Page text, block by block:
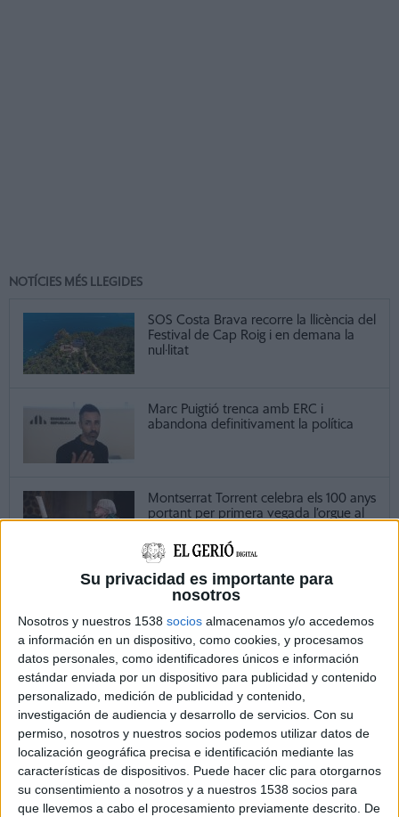
Su privacidad es importante para
nosotros
Nosotros y nuestros 1538 socios almacenamos y/o accedemos
a información en un dispositivo, como cookies, y procesamos
datos personales, como identificadores únicos e información
estándar enviada por un dispositivo para publicidad y contenido
personalizado, medición de publicidad y contenido,
investigación de audiencia y desarrollo de servicios. Con su
permiso, nosotros y nuestros socios podemos utilizar datos de
localización geográfica precisa e identificación mediante las
características de dispositivos. Puede hacer clic para otorgarnos
su consentimiento a nosotros y a nuestros 1538 socios para
que llevemos a cabo el procesamiento previamente descrito. De
NOTÍCIES MÉS LLEGIDES
SOS Costa Brava recorre la llicència del
Festival de Cap Roig i en demana la
nul·litat
Marc Puigtió trenca amb ERC i
abandona definitivament la política
Montserrat Torrent celebra els 100 anys
portant per primera vegada l’orgue al
Detinguts tres lladres després d’un
accident de trànsit a Empuriabrava
DARRERES NOTÍCIES
Vidreres frena 70 intents d’ocupació i
en deixa el balanç a zero aquest any